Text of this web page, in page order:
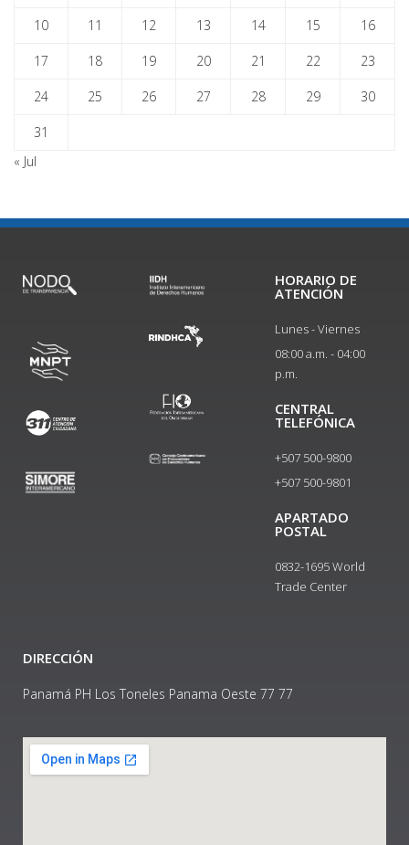
10 11 12 13 14 15 16
17 18 19 20 21 22 23
24 25 26 27 28 29 30
31
« Jul
HORARIO DE
ATENCIÓN
Lunes - Viernes
08:00 a.m. - 04:00
p.m.
CENTRAL
TELEFÓNICA
+507 500-9800
+507 500-9801​
APARTADO
POSTAL
0832-1695 World
Trade Center
DIRECCIÓN
Panamá PH Los Toneles Panama Oeste 77 77